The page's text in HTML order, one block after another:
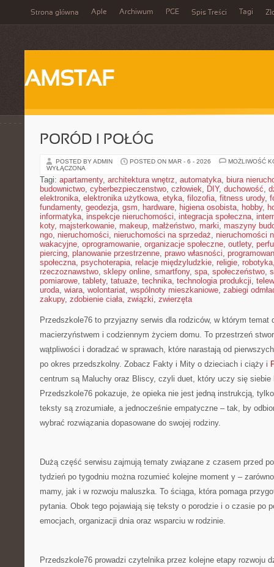
Strona główna Aple Archiwum PGE Spis Treści Tagi
AMSTAF
PORÓD I POŁÓG
POSTED BY ADMIN POSTED ON MAR - 6 - 2026
MOŻLIWOŚĆ
WYŁĄCZONA
Tagi: apartamenty, architektura wnętrz, automatyka, biura
budownictwo, cyberbezpieczenstwo, człowiek, DIY, duchowość,
elektronika, elektronika użytkowa, etyka, filozofia, fitness urody,
fundamenty, geodezja, gsm, hardware, higiena osobista, hobby,
informatyka, inspekcje nieruchomości, integracja społeczna,
koty, majsterkowanie, makeup, małżeństwo, marki, maszyny
ngo, nieruchomości, nieruchomości na sprzedaż, nieruchomości
wakacyjne, oprogramowanie, organizacje społeczne, outlety,
piercing, planowanie przestrzenne, prawo własności,
społeczna, psychoterapia, relacje międzyludzkie, religie, robotyka
rzeczoznawstwo, sklepy online, smartfony, spa, społeczeństwo,
pomiarowe, tablety, tatuaże, technika, technologia produkcji,
uroda, wiara, wolontariat, wspólnoty mieszkaniowe, zabiegi
zakupy, zdobienie ciała, związki, zwierzęta
Przedszkole76 to przyjazny serwis dla rodziców, w którym temat
macierzyństwem i codziennym życiem domu. To przestrzeń
wątpliwości i doradzać w sprawach, które narastają od
po okres przedszkolny. Zobacz Fakty i Mity o dzieciach i ciąży i
centrum są Maluchy oraz Bliscy, czyli duet, który uczy się siebie
Przedszkole76 pokazuje, że opieka nie jest jedną instrukcją,
teksty są zrozumiałe, a jednocześnie empatyczne – tak, by
wybrać rozwiązania dopasowane do swojej rodziny.
Dużą część serwisu zajmują tematy związane z czasem przed
tydzień po tygodniu można rozumieć kolejne moment y –
mamy, jak i w rozwoju maluszka. To ściąga, która pomaga
pytania. Obok tego pojawiają się teksty o porodzie i o czasie po
emocjach, organizacji dnia oraz wsparciu w rodzinie.
Przedszkole76 prowadzi czytelnika przez kolejne etapy rozwoju